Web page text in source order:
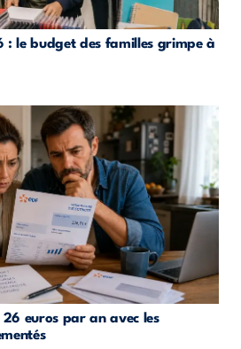
: le budget des familles grimpe à
26 euros par an avec les